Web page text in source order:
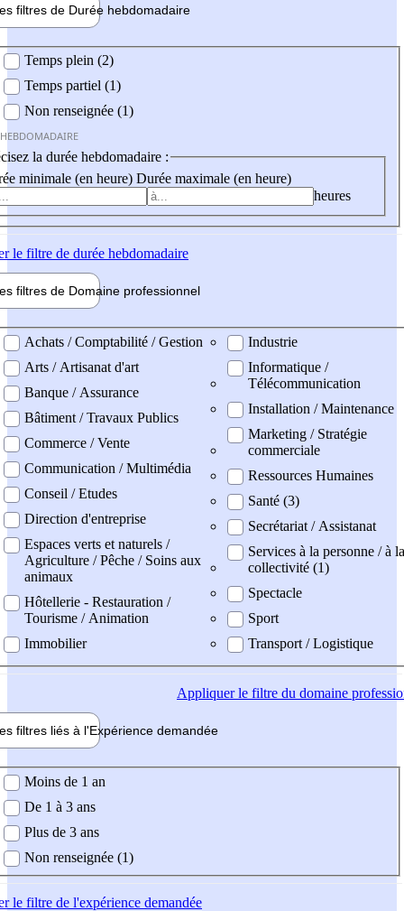
filtres de Durée hebdomadaire
Temps plein (2)
Temps partiel (1)
Non renseignée (1)
la durée hebdomadaire :
minimale (en heure) Durée maximale (en heure)
heures
le filtre de durée hebdomadaire
filtres de Domaine professionnel
professionel
Achats / Comptabilité / Gestion
Arts / Artisanat d'art
Banque / Assurance
Bâtiment / Travaux Publics
Commerce / Vente
Communication / Multimédia
Conseil / Etudes
Direction d'entreprise
Espaces verts et naturels /
Agriculture / Pêche / Soins aux
animaux
Hôtellerie - Restauration /
Tourisme / Animation
Immobilier
Industrie
Informatique /
Télécommunication
Installation / Maintenance
Marketing / Stratégie
commerciale
Ressources Humaines
Santé (3)
Secrétariat / Assistanat
Services à la personne / à la
collectivité (1)
Spectacle
Sport
Transport / Logistique
Appliquerle filtre du domaine
filtres liés à l'Expérience demandée
demandée
Moins de 1 an
De 1 à 3 ans
Plus de 3 ans
Non renseignée (1)
le filtre de l'expérience demandée